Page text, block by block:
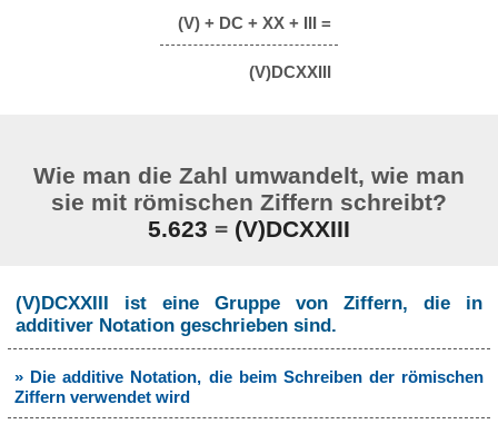
(V) + DC + XX + III =
(V)DCXXIII
Wie man die Zahl umwandelt, wie man
sie mit römischen Ziffern schreibt?
5.623 = (V)DCXXIII
(V)DCXXIII ist eine Gruppe von Ziffern, die in
additiver Notation geschrieben sind.
» Die additive Notation, die beim Schreiben der römischen
Ziffern verwendet wird